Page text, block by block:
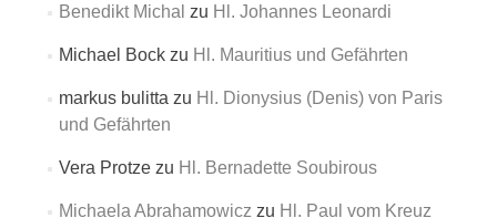
Benedikt Michal zu Hl. Johannes Leonardi
Michael Bockzu Hl. Mauritius und Gefährten
markus bulitta zu Hl. Dionysius (Denis) von Paris
und Gefährten
Vera Protzezu Hl. Bernadette Soubirous
Michaela Abrahamowicz zu Hl. Paul vom Kreuz